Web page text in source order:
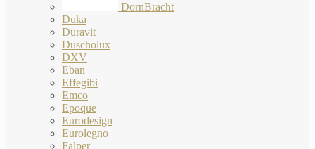
DornBracht
Duka
Duravit
Duscholux
DXV
Eban
Effegibi
Emco
Epoque
Eurodesign
Eurolegno
Falper